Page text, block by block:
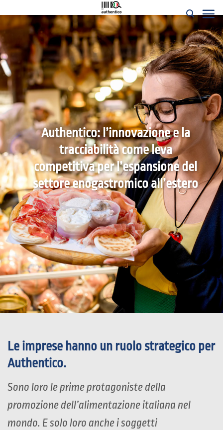
ai
contenuti
Authentico: l’innovazione e la
tracciabilità come leva
competitiva per l’espansione del
settore enogastromico all’estero
Le imprese hanno un ruolo strategico per
Authentico.
Sono loro le prime protagoniste della
promozione dell’alimentazione italiana nel
mondo. E solo loro anche i soggetti